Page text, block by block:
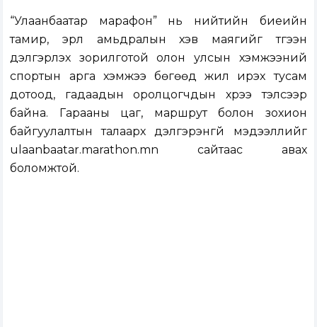
“Улаанбаатар марафон” нь нийтийн биеийн
тамир, эрүүл амьдралын хэв маягийг түгээн
дэлгэрүүлэх зорилготой олон улсын хэмжээний
спортын арга хэмжээ бөгөөд жил ирэх тусам
дотоод, гадаадын оролцогчдын хүрээ тэлсээр
байна. Гарааны цаг, маршрут болон зохион
байгуулалтын талаарх дэлгэрэнгүй мэдээллийг
ulaanbaatar.marathon.mn сайтаас авах
боломжтой.